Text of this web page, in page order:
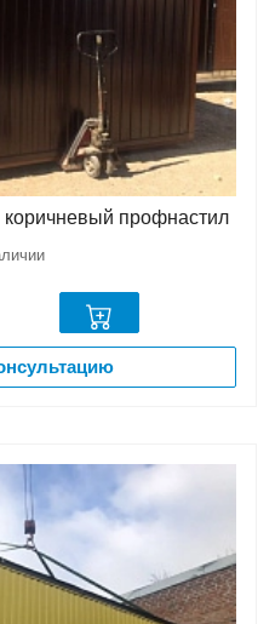
коричневый профнастил